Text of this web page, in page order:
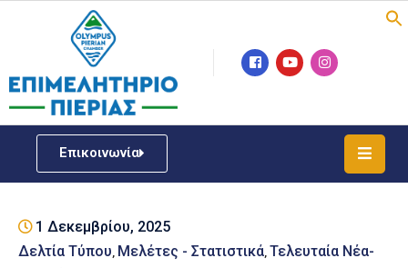
Επικοινωνία
Επιμελητήριο
Νέα
ΓΕΜΗ1 Δεκεμβρίου, 2025
Δελτία Τύπου Μελέτες - Στατιστικά Τελευταία Νέα-